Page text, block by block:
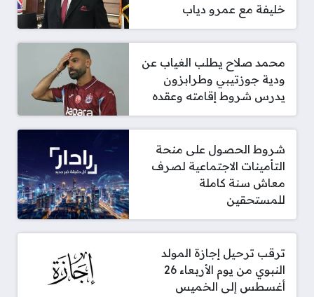
خليفة مع عمرو دياب
محمد صلاح يطلب الغياب عن
ودية جوزتيبي وطرابزون
يدرس شروط إقامته وعقده
شروط الحصول على منحة
التأمينات الاجتماعية لصرف
معاش سنة كاملة
للمستحقين
ترقب ترحيل إجازة المولد
النبوي من يوم الأربعاء 26
أغسطس إلى الخميس